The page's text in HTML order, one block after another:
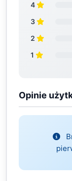
4
3
2
1
Opinie